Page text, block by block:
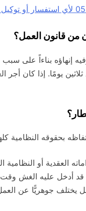
من قانون العمل؟
إنهاؤه بناءاً على
ثلاثين يومًا. إذا كان
بحقوقه النظامية
العقدية أو النظامية
أدخل عليه الغش
جوهريًّا عن العمل